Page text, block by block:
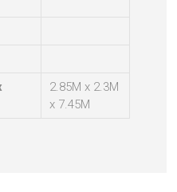
2.85M x 2.3M
x 7.45M